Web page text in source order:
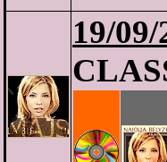
19/09/